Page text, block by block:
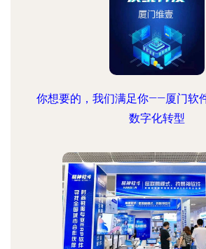
你想要的，我们满足你——厦门软
数字化转型